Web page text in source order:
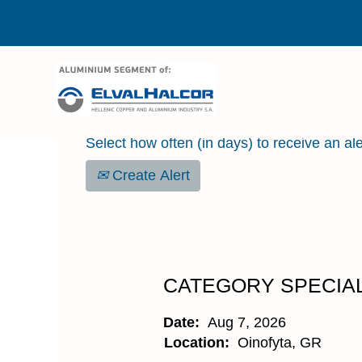
Select how often (in days) to receive an
Create Alert
CATEGORY
Date: Aug 7, 2026
Location: Oinofyta, GR